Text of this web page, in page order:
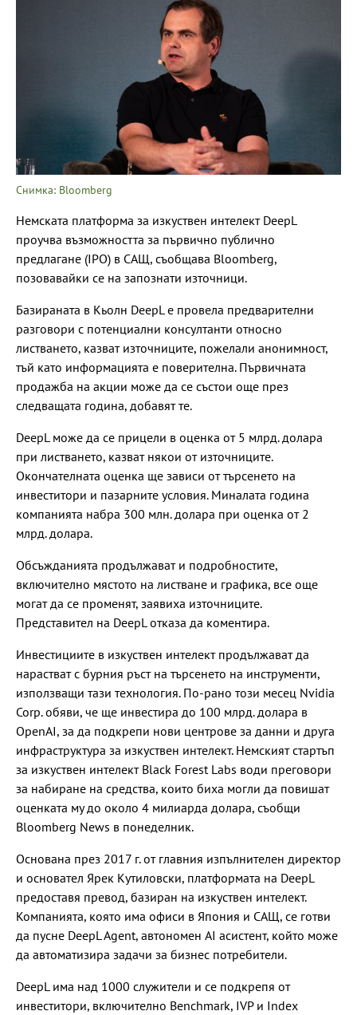
Снимка: Bloomberg
Немската платформа за изкуствен интелект DeepL
проучва възможността за първично публично
предлагане (IPO) в САЩ, съобщава Bloomberg,
позовавайки се на запознати източници.
Базираната в Кьолн DeepL е провела предварителни
разговори с потенциални консултанти относно
листването, казват източниците, пожелали анонимност,
тъй като информацията е поверителна. Първичната
продажба на акции може да се състои още през
следващата година, добавят те.
DeepL може да се прицели в оценка от 5 млрд. долара
при листването, казват някои от източниците.
Окончателната оценка ще зависи от търсенето на
инвеститори и пазарните условия. Миналата година
компанията набра 300 млн. долара при оценка от 2
млрд. долара.
Обсъжданията продължават и подробностите,
включително мястото на листване и графика, все още
могат да се променят, заявиха източниците.
Представител на DeepL отказа да коментира.
Инвестициите в изкуствен интелект продължават да
нарастват с бурния ръст на търсенето на инструменти,
използващи тази технология. По-рано този месец Nvidia
Corp. обяви, че ще инвестира до 100 млрд. долара в
OpenAI, за да подкрепи нови центрове за данни и друга
инфраструктура за изкуствен интелект. Немският стартъп
за изкуствен интелект Black Forest Labs води преговори
за набиране на средства, които биха могли да повишат
оценката му до около 4 милиарда долара, съобщи
Bloomberg News в понеделник.
Основана през 2017 г. от главния изпълнителен директор
и основател Ярек Кутиловски, платформата на DeepL
предоставя превод, базиран на изкуствен интелект.
Компанията, която има офиси в Япония и САЩ, се готви
да пусне DeepL Agent, автономен AI асистент, който може
да автоматизира задачи за бизнес потребители.
DeepL има над 1000 служители и се подкрепя от
инвеститори, включително Benchmark, IVP и Index